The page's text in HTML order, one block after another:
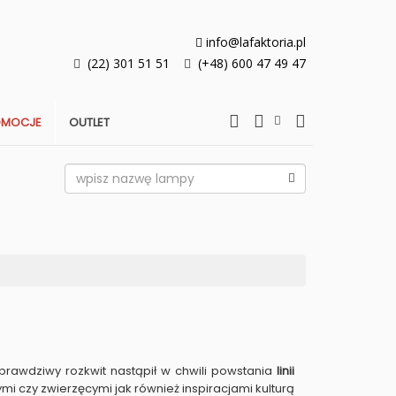
info@lafaktoria.pl
(22) 301 51 51
(+48) 600 47 49 47
OUTLET
rozkwit nastąpił w chwili powstania linii
czy zwierzęcymi jak również inspiracjami kulturą